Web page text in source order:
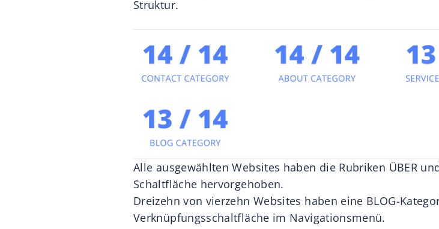
Struktur.
Alle ausgewählten Websites haben die Rubriken ÜBER
Schaltfläche hervorgehoben.
Dreizehn von vierzehn Websites haben eine BLOG-
Verknüpfungsschaltfläche im Navigationsmenü.